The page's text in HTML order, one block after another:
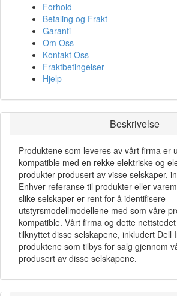
Forhold
Betaling og Frakt
Garanti
Om Oss
Kontakt Oss
Fraktbetingelser
Hjelp
Beskrivelse
Produktene som leveres av vårt firma er
kompatible med en rekke elektriske og
produkter produsert av visse selskaper,
Enhver referanse til produkter eller
slike selskaper er rent for å identifisere
utstyrsmodellmodellene med som våre
kompatible. Vårt firma og dette
tilknyttet disse selskapene, inkludert Dell
produktene som tilbys for salg gjennom
produsert av disse selskapene.